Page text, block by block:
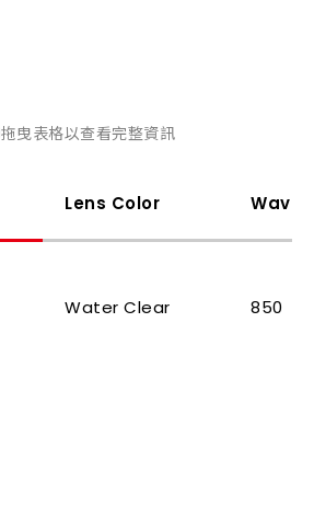
Lens Color
Water Clear 850
拖曳表格以查看完整資訊